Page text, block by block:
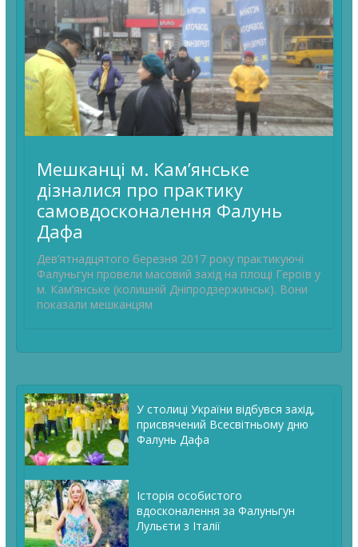
Мешканці м. Кам’янське
дізналися про практику
самовдосконалення Фалунь
Дафа
Дев’ятнадцятого березня 2017 року практикуючі
Фалуньгун провели масовий захід на площі Героїв у
м. Кам’янське (колишній Дніпродзержинськ). Вони
показали мешканцям
У столиці України відбувся захід,
присвячений Всесвітньому дню
Фалунь Дафа
Історія особистого
вдосконалення за Фалуньгун
Лульєти з Італії